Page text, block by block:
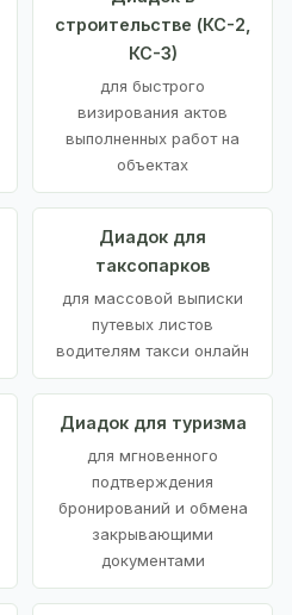
строительстве (КС-2,
КС-3)
для быстрого
визирования актов
выполненных работ на
объектах
Диадок для
таксопарков
для массовой выписки
путевых листов
водителям такси онлайн
Диадок для туризма
для мгновенного
подтверждения
бронирований и обмена
закрывающими
документами